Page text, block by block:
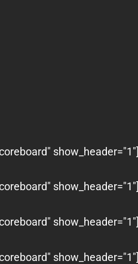
show_header="1"]
show_header="1"]
show_header="1"]
show_header="1"]